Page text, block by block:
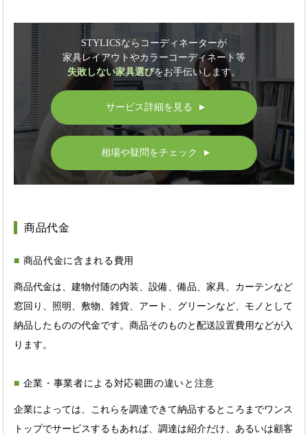
STYLICSならコーディネーターが
家具レイアウトやカラーコーディネート等
失敗しない家具選びをお手伝いします。
サービス詳細を見る ▲
相場や疑問をチェック ▲
商品代金
商品代金に含まれる費用
商品代金は、建物付随の内装、設備、備品、家具、カーテンなど
窓回り、照明、敷物、雑貨、アート、グリーンなど、モノとして
納品したものの代金です。商品そのものと配送設置費用などが入
ります。
企業・事業者による対応範囲の違いと注意
企業によっては、これらを調達できて納品するところまでワンス
トップでサービスするもあれば、調達は紹介だけ、あるいは顧客